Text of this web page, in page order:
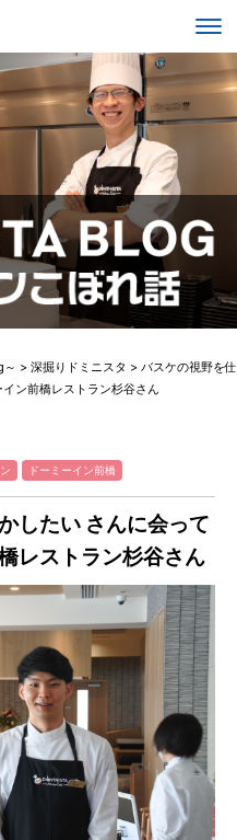
～ > 深掘りドミニスタ > バスケの視野を仕
ン前橋レストラン杉谷さん
ドーミーイン前橋
したい さんに会って
レストラン杉谷さん